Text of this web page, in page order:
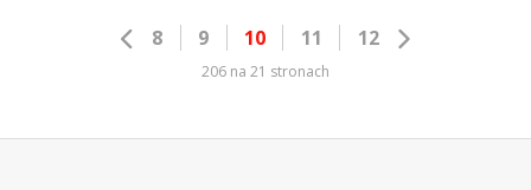
8 9 10 11 12
206 na 21 stronach